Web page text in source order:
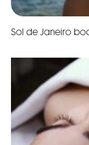
Sol de Janeiro